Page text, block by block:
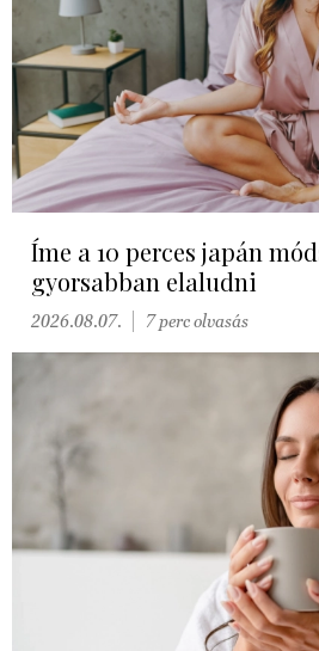
Íme a 10 perces japán
gyorsabban elaludni
2026.08.07. 7 perc olvasás